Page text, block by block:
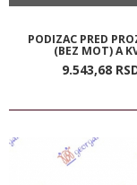
PODIZAC PRED
(BEZ MOT) A
9.543,68